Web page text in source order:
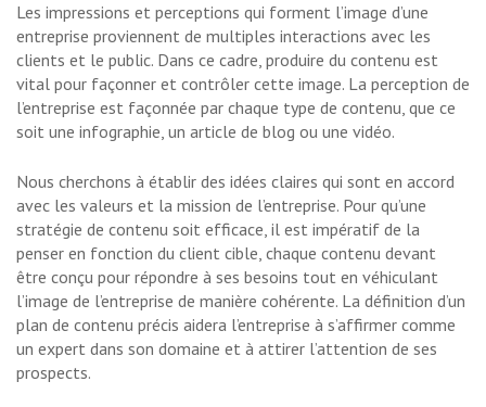
Les impressions et perceptions qui forment l’image d’une
entreprise proviennent de multiples interactions avec les
clients et le public. Dans ce cadre, produire du contenu est
vital pour façonner et contrôler cette image. La perception de
l’entreprise est façonnée par chaque type de contenu, que ce
soit une infographie, un article de blog ou une vidéo.
Nous cherchons à établir des idées claires qui sont en accord
avec les valeurs et la mission de l’entreprise. Pour qu’une
stratégie de contenu soit efficace, il est impératif de la
penser en fonction du client cible, chaque contenu devant
être conçu pour répondre à ses besoins tout en véhiculant
l’image de l’entreprise de manière cohérente. La définition d’un
plan de contenu précis aidera l’entreprise à s’affirmer comme
un expert dans son domaine et à attirer l’attention de ses
prospects.